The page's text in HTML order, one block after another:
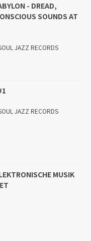
- DREAD,
SOUNDS AT
JAZZ RECORDS
JAZZ RECORDS
MUSIK